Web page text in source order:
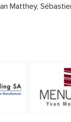
Matthey,